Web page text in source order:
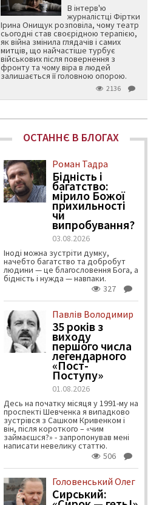
В інтерв'ю
журналістці Фіртки
Ірина Онищук розповіла, чому театр
сьогодні став своєрідною терапією,
як війна змінила глядачів і самих
митців, що найчастіше турбує
військових після повернення з
фронту та чому віра в людей
залишається її головною опорою.
2136
ОСТАННЄ В БЛОГАХ
Роман Тадра
Бідність і
багатство:
мірило Божої
прихильності
чи
випробування?
03.08.2026
Іноді можна зустріти думку,
начебто багатство та добробут
людини — це благословення Бога, а
бідність і нужда — навпаки.
327
Павлів Володимир
35 років з
виходу
першого числа
легендарного
«Пост-
Поступу»
01.08.2026
Десь на початку місяця у 1991-му на
проспекті Шевченка я випадково
зустрівся з Сашком Кривенком і
він, після короткого – «чим
займаєшся?» - запропонував мені
написати невелику статтю.
506
Головенський Олег
Сирський: